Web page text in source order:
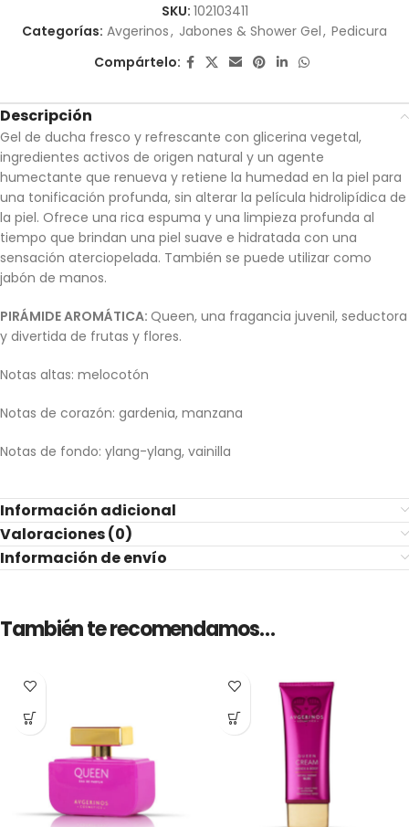
SKU: 102103411
Categorías: Avgerinos, Jabones & Shower Gel, Pedicura
Compártelo:
Descripción
Gel de ducha fresco y refrescante con glicerina vegetal,
ingredientes activos de origen natural y un agente
humectante que renueva y retiene la humedad en la piel para
una tonificación profunda, sin alterar la película hidrolipídica de
la piel. Ofrece una rica espuma y una limpieza profunda al
tiempo que brindan una piel suave e hidratada con una
sensación aterciopelada. También se puede utilizar como
jabón de manos.
PIRÁMIDE AROMÁTICA: Queen, una fragancia juvenil, seductora
y divertida de frutas y flores.
Notas altas: melocotón
Notas de corazón: gardenia, manzana
Notas de fondo: ylang-ylang, vainilla
Información adicional
Valoraciones (0)
Información de envío
También te recomendamos…